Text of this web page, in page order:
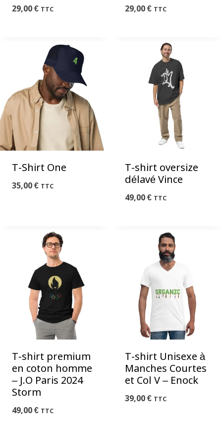
29,00€ TTC 29,00€ TTC
T-Shirt One
35,00€ TTC
T-shirt oversize
délavé Vince
49,00€ TTC
T-shirt premium
en coton homme
– J.O Paris 2024
Storm
49,00€ TTC
T-shirt Unisexe à
Manches Courtes
et Col V – Enock
39,00€ TTC